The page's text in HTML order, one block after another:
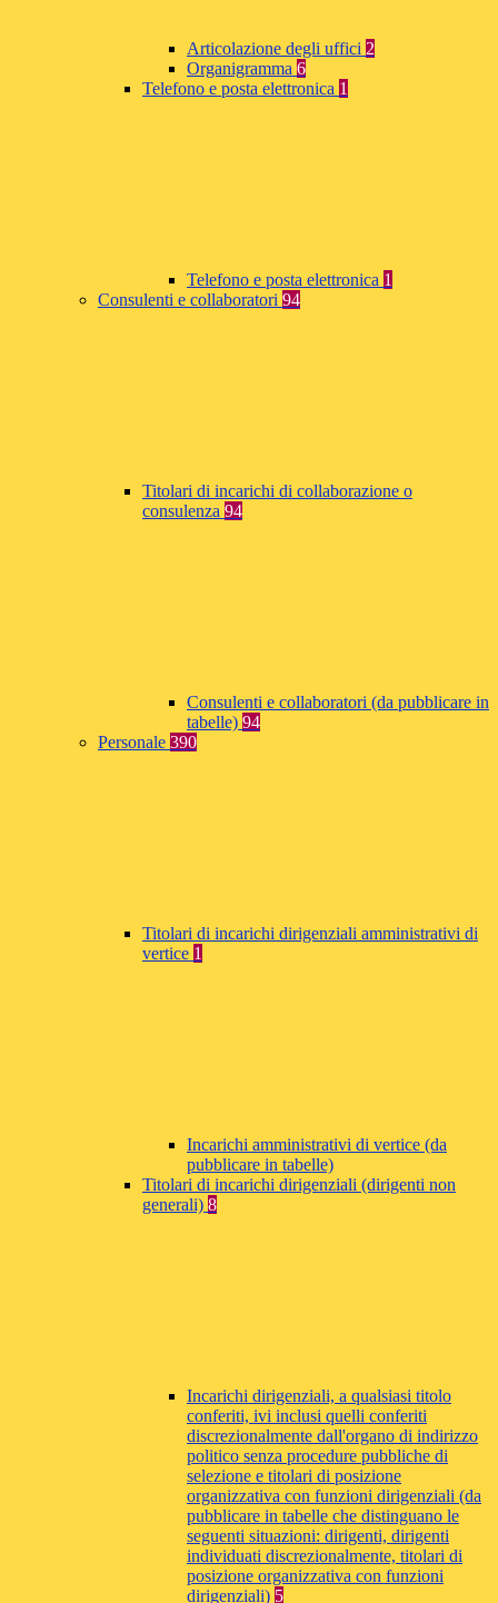
Articolazione degli uffici 2
Organigramma 6
Telefono e posta elettronica 1
Telefono e posta elettronica 1
Consulenti e collaboratori 94
Titolari di incarichi di collaborazione o
consulenza 94
Consulenti e collaboratori (da pubblicare in
tabelle) 94
Personale 390
Titolari di incarichi dirigenziali amministrativi di
vertice 1
Incarichi amministrativi di vertice (da
pubblicare in tabelle)
Titolari di incarichi dirigenziali (dirigenti non
generali) 8
Incarichi dirigenziali, a qualsiasi titolo
conferiti, ivi inclusi quelli conferiti
discrezionalmente dall'organo di indirizzo
politico senza procedure pubbliche di
selezione e titolari di posizione
organizzativa con funzioni dirigenziali (da
pubblicare in tabelle che distinguano le
seguenti situazioni: dirigenti, dirigenti
individuati discrezionalmente, titolari di
posizione organizzativa con funzioni
dirigenziali) 5